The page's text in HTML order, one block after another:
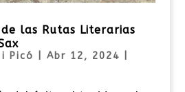
las Rutas Literarias
Picó Abr 12, 2024